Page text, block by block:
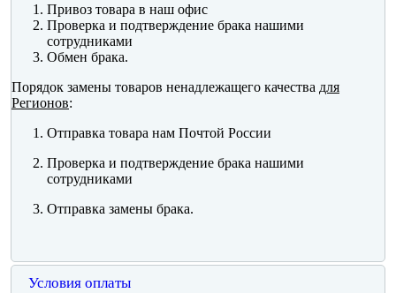
Привоз товара в наш офис
Проверка и подтверждение брака нашими
сотрудниками
Обмен брака.
Порядок замены товаров ненадлежащего качества для
Регионов:
Отправка товара нам Почтой России
Проверка и подтверждение брака нашими
сотрудниками
Отправка замены брака.
Условия оплаты